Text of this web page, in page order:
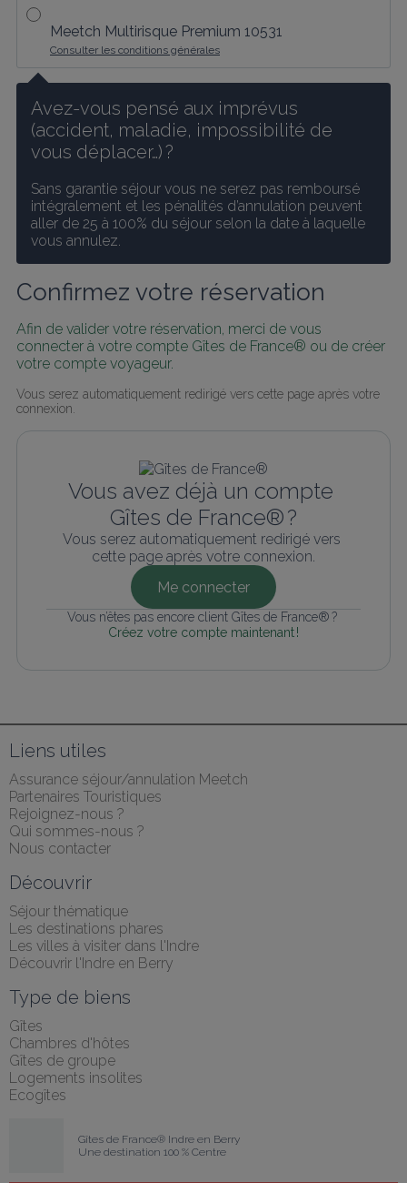
Meetch Multirisque Premium 10531
Consulter les conditions générales
Avez-vous pensé aux imprévus
(accident, maladie, impossibilité de
vous déplacer…) ?
Sans garantie séjour vous ne serez pas remboursé
intégralement et les pénalités d’annulation peuvent
aller de 25 à 100% du séjour selon la date à laquelle
vous annulez.
Confirmez votre réservation
Afin de valider votre réservation, merci de vous
connecter à votre compte Gîtes de France® ou de créer
votre compte voyageur.
Vous serez automatiquement redirigé vers cette page après votre
connexion.
Vous avez déjà un compte
Gîtes de France® ?
Vous serez automatiquement redirigé vers
cette page après votre connexion.
Me connecter
Vous n’êtes pas encore client Gîtes de France® ?
Créez votre compte maintenant !
Liens utiles
Assurance séjour/annulation Meetch
Partenaires Touristiques
Rejoignez-nous ?
Qui sommes-nous ?
Nous contacter
Découvrir
Séjour thématique
Les destinations phares
Les villes à visiter dans l'Indre
Découvrir l'Indre en Berry
Type de biens
Gîtes
Chambres d'hôtes
Gîtes de groupe
Logements insolites
Ecogîtes
Gîtes de France® Indre en Berry
Une destination 100 % Centre